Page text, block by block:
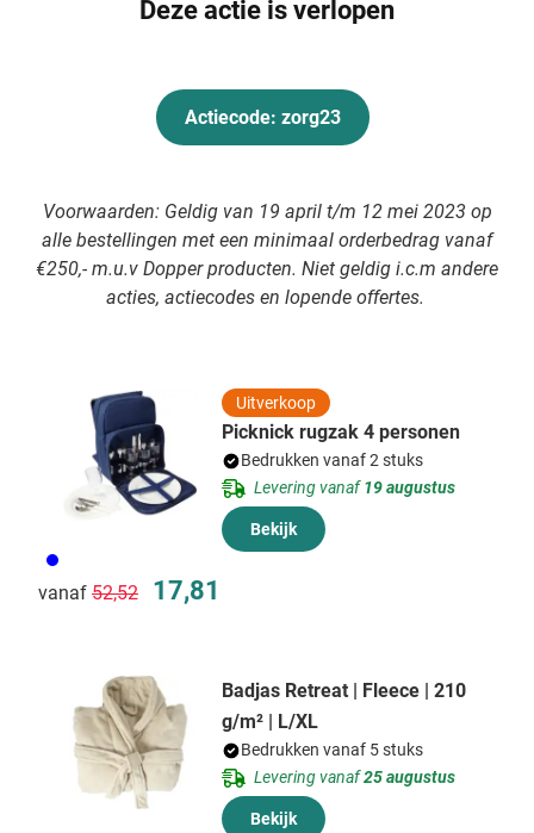
Deze actie is verlopen
Actiecode: zorg23
Voorwaarden: Geldig van 19 april t/m 12 mei 2023 op
alle bestellingen met een minimaal orderbedrag vanaf
€250,- m.u.v Dopper producten. Niet geldig i.c.m andere
acties, actiecodes en lopende offertes.
005
vanaf Normale prijs
52,52 Speciale prijs
17,81
Uitverkoop
Picknick rugzak 4 personen
Bedrukken vanaf 2 stuks
Levering vanaf19 augustus
Bekijk
Badjas Retreat | Fleece | 210
g/m² | L/XL
Bedrukken vanaf 5 stuks
Levering vanaf25 augustus
Bekijk